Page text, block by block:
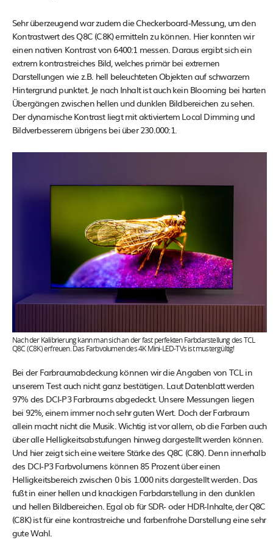
Sehr überzeugend war zudem die Checkerboard-Messung, um den
Kontrastwert des Q8C (C8K) ermitteln zu können. Hier konnten wir
einen nativen Kontrast von 6400:1 messen. Daraus ergibt sich ein
extrem kontrastreiches Bild, welches primär bei extremen
Darstellungen wie z.B. hell beleuchteten Objekten auf schwarzem
Hintergrund punktet. Je nach Inhalt ist auch kein Blooming bei harten
Übergängen zwischen hellen und dunklen Bildbereichen zu sehen.
Der dynamische Kontrast liegt mit aktiviertem Local Dimming und
Bildverbesserern übrigens bei über 230.000:1.
Nach der Kalibrierung kann man sich an der fast perfekten Farbdarstellung des TCL
Q8C (C8K) erfreuen. Das Farbvolumen des 4K Mini-LED-TVs ist mustergültig!
Bei der Farbraumabdeckung können wir die Angaben von TCL in
unserem Test auch nicht ganz bestätigen. Laut Datenblatt werden
97% des DCI-P3 Farbraums abgedeckt. Unsere Messungen liegen
bei 92%, einem immer noch sehr guten Wert. Doch der Farbraum
allein macht nicht die Musik. Wichtig ist vor allem, ob die Farben auch
über alle Helligkeitsabstufungen hinweg dargestellt werden können.
Und hier zeigt sich eine weitere Stärke des Q8C (C8K). Denn innerhalb
des DCI-P3 Farbvolumens können 85 Prozent über einen
Helligkeitsbereich zwischen 0 bis 1.000 nits dargestellt werden. Das
fußt in einer hellen und knackigen Farbdarstellung in den dunklen
und hellen Bildbereichen. Egal ob für SDR- oder HDR-Inhalte, der Q8C
(C8K) ist für eine kontrastreiche und farbenfrohe Darstellung eine sehr
gute Wahl.